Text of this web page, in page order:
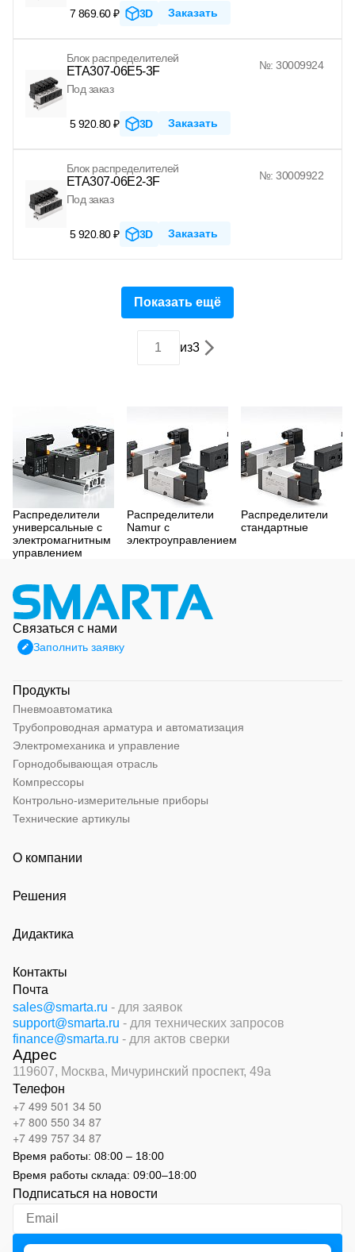
7 869.60 ₽ 3D Заказать
Блок распределителей
ETA307-06E5-3F
№: 30009924
Под заказ
5 920.80 ₽ 3D Заказать
Блок распределителей
ETA307-06E2-3F
№: 30009922
Под заказ
5 920.80 ₽ 3D Заказать
Показать ещё
из3
Распределители
универсальные с
электромагнитным
управлением
Распределители
Namur с
электроуправлением
Распределители
стандартные
Связаться с нами
Заполнить заявку
Продукты
Пневмоавтоматика
Трубопроводная арматура и автоматизация
Электромеханика и управление
Горнодобывающая отрасль
Компрессоры
Контрольно-измерительные приборы
Технические артикулы
О компании
Решения
Дидактика
Контакты
Почта
sales@smarta.ru - для заявок
support@smarta.ru - для технических запросов
finance@smarta.ru - для актов сверки
Адрес
119607, Москва, Мичуринский проспект, 49а
Телефон
+7 499 501 34 50
+7 800 550 34 87
+7 499 757 34 87
Время работы: 08:00 – 18:00
Время работы склада: 09:00–18:00
Подписаться на новости